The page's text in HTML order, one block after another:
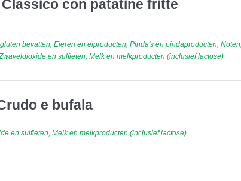
con patatine fritte
bevatten, Eieren en eiproducten, Pinda's en pindaproducten,
en sulfieten, Melk en melkproducten (inclusief lactose)
e bufala
en sulfieten, Melk en melkproducten (inclusief lactose)